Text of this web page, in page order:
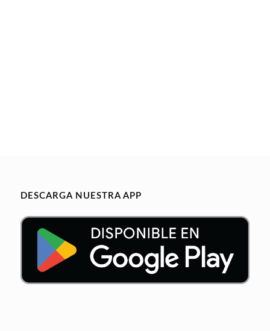
DESCARGA NUESTRA APP